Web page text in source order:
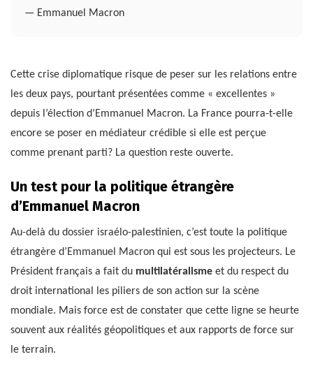
— Emmanuel Macron
Cette crise diplomatique risque de peser sur les relations entre
les deux pays, pourtant présentées comme « excellentes »
depuis l’élection d’Emmanuel Macron. La France pourra-t-elle
encore se poser en médiateur crédible si elle est perçue
comme prenant parti? La question reste ouverte.
Un test pour la politique étrangère
d’Emmanuel Macron
Au-delà du dossier israélo-palestinien, c’est toute la politique
étrangère d’Emmanuel Macron qui est sous les projecteurs. Le
Président français a fait du multilatéralisme et du respect du
droit international les piliers de son action sur la scène
mondiale. Mais force est de constater que cette ligne se heurte
souvent aux réalités géopolitiques et aux rapports de force sur
le terrain.